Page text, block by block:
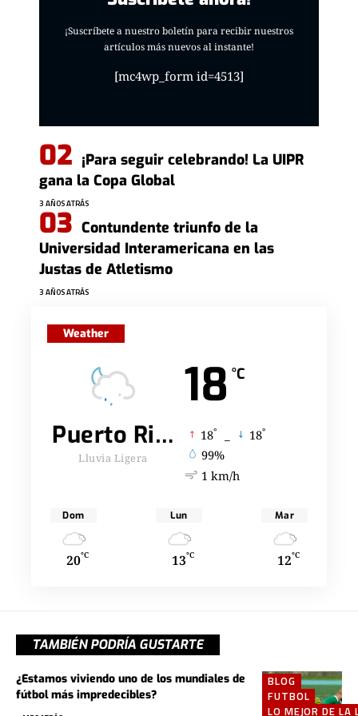
¡Suscríbete a nuestro boletín para recibir nuestros
artículos más nuevos al instante!
[mc4wp_form id=4513]
¡Para seguir celebrando! La UIPR
gana la Copa Global
3 AÑOS ATRÁS
Contundente triunfo de la
Universidad Interamericana en las
Justas de Atletismo
3 AÑOS ATRÁS
Weather
18 °C
Puerto Rico
Lluvia Ligera
18° 18°
99%
1 km/h
Dom
20°C
Lun
13°C
Mar
12°C
TAMBIÉN PODRÍA GUSTARTE
BLOG
FUTBOL
LO MEJOR DE LA
¿Estamos viviendo uno de los mundiales de
fútbol más impredecibles?